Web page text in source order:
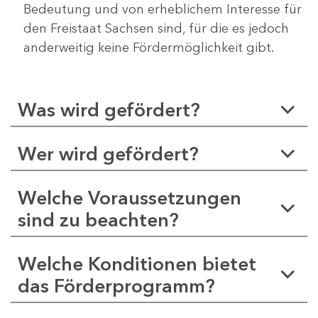
Bedeutung und von erheblichem Interesse für
den Freistaat Sachsen sind, für die es jedoch
anderweitig keine Fördermöglichkeit gibt.
Was wird gefördert?
Wer wird gefördert?
Welche Voraussetzungen
sind zu beachten?
Welche Konditionen bietet
das Förderprogramm?